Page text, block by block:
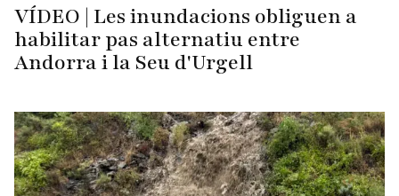
VÍDEO | Les inundacions obliguen a
habilitar pas alternatiu entre
Andorra i la Seu d'Urgell